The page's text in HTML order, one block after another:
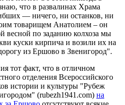
что в развалинах Храма
— ничего, ни останков, ни
товарищем Анатолием – он
весной по заданию колхоза мы
куски кирпича и возили их на
из Ершово в Звенигород".
тот факт, что в отличном
отделения Всероссийского
истории и культуры "Рубеж
(rubezh1941.com) на